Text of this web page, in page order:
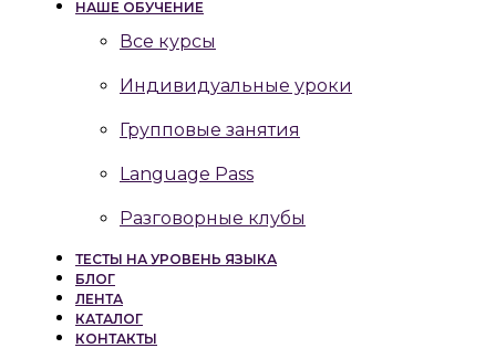
НАШЕ ОБУЧЕНИЕ
Все курсы
Индивидуальные уроки
Групповые занятия
Language Pass
Разговорные клубы
ТЕСТЫ НА УРОВЕНЬ ЯЗЫКА
БЛОГ
ЛЕНТА
КАТАЛОГ
КОНТАКТЫ